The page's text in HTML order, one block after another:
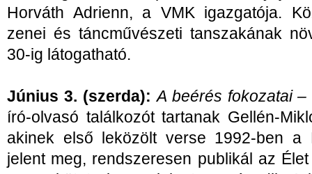
Horváth Adrienn, a VMK igazgatója.
zenei és táncművészeti tanszakának
30-ig látogatható.
Június 3. (szerda): A beérés fokozatai
író-olvasó találkozót tartanak Gellén-
akinek első leközölt verse 1992-ben a
jelent meg, rendszeresen publikál az